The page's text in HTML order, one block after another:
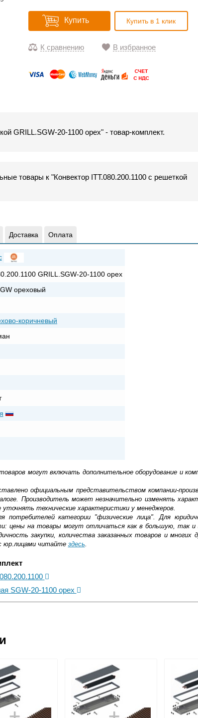
Купить Купить в 1 клик
К сравнению В избранное
GRILL.SGW-20-1100 орех" - товар-комплект.
товары к "Конвектор ITT.080.200.1100 с решеткой
Доставка Оплата
GRILL.SGW-20-1100 орех
ореховый
коричневый
могут включать дополнительное оборудование и
официальным представительством компании-
Производитель может незначительно изменять
технические характеристики у менеджеров.
категории "физические лица". Для
цены на товары могут отличаться как в большую, так
закупки, количества заказанных товаров и многих
юр.лицами читайте здесь
SGW-20-1100 орех
области
как при доставке, так и самовывозом
Web-money, Qiwi-кошельки и другие).
НДС)